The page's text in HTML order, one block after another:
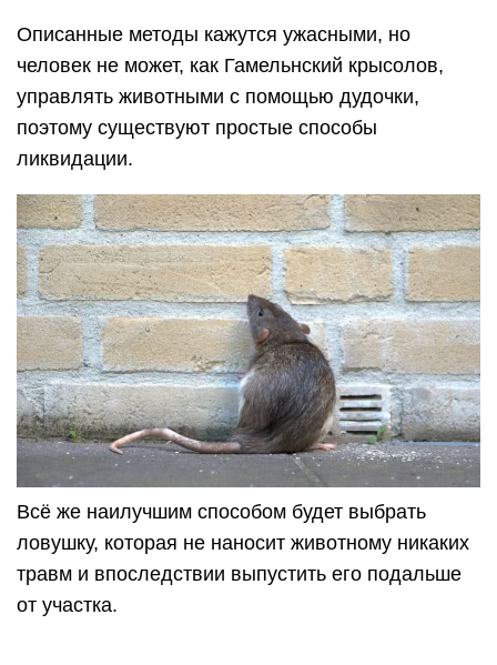
Описанные методы кажутся ужасными, но
человек не может, как Гамельнский крысолов,
управлять животными с помощью дудочки,
поэтому существуют простые способы
ликвидации.
Всё же наилучшим способом будет выбрать
ловушку, которая не наносит животному никаких
травм и впоследствии выпустить его подальше
от участка.